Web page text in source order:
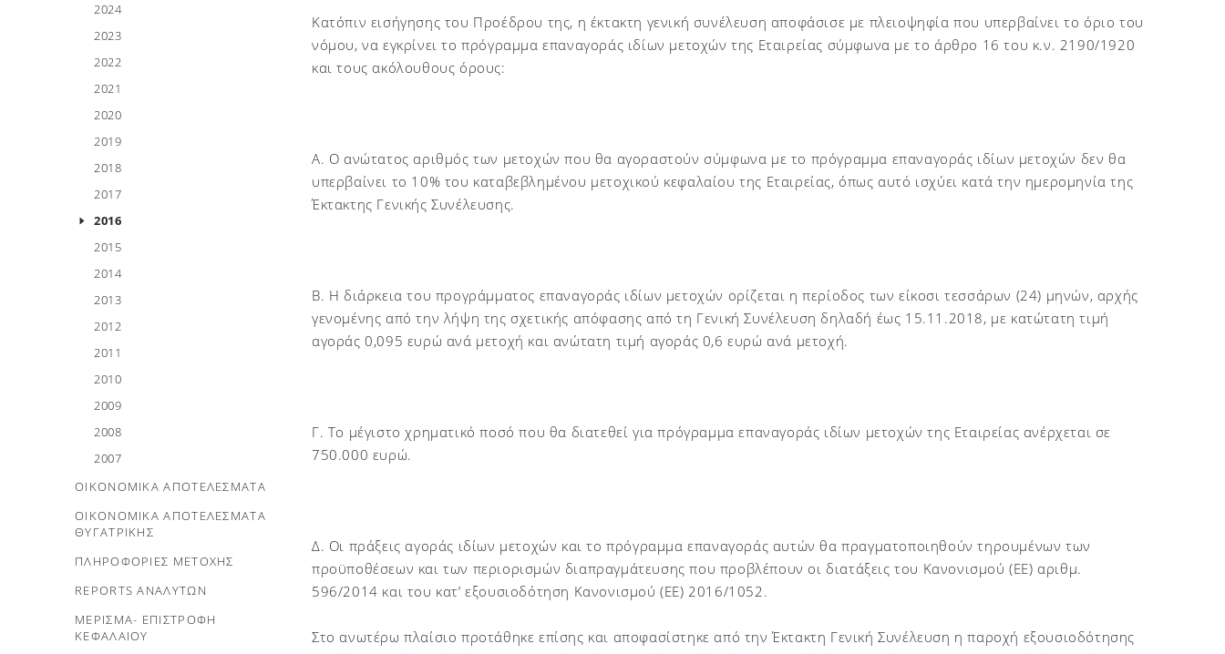
2024
2023
2022
2021
2020
2019
2018
2017
2016
2015
2014
2013
2012
2011
2010
2009
2008
2007
ΟΙΚΟΝΟΜΙΚΑ ΑΠΟΤΕΛΕΣΜΑΤΑ
ΟΙΚΟΝΟΜΙΚΑ ΑΠΟΤΕΛΕΣΜΑΤΑ
ΘΥΓΑΤΡΙΚΗΣ
ΠΛΗΡΟΦΟΡΙΕΣ ΜΕΤΟΧΗΣ
REPORTS ΑΝΑΛΥΤΩΝ
ΜΕΡΙΣΜΑ- ΕΠΙΣΤΡΟΦΗ
ΚΕΦΑΛΑΙΟΥ
Κατόπιν εισήγησης του Προέδρου της, η έκτακτη γενική συνέλευση αποφάσισε με πλειοψηφία που υπερβαίνει το όριο του
νόμου, να εγκρίνει το πρόγραμμα επαναγοράς ιδίων μετοχών της Εταιρείας σύμφωνα με το άρθρο 16 του κ.ν. 2190/1920
και τους ακόλουθους όρους:
Α. Ο ανώτατος αριθμός των μετοχών που θα αγοραστούν σύμφωνα με το πρόγραμμα επαναγοράς ιδίων μετοχών δεν θα
υπερβαίνει το 10% του καταβεβλημένου μετοχικού κεφαλαίου της Εταιρείας, όπως αυτό ισχύει κατά την ημερομηνία της
Έκτακτης Γενικής Συνέλευσης.
Β. Η διάρκεια του προγράμματος επαναγοράς ιδίων μετοχών ορίζεται η περίοδος των είκοσι τεσσάρων (24) μηνών, αρχής
γενομένης από την λήψη της σχετικής απόφασης από τη Γενική Συνέλευση δηλαδή έως 15.11.2018, με κατώτατη τιμή
αγοράς 0,095 ευρώ ανά μετοχή και ανώτατη τιμή αγοράς 0,6 ευρώ ανά μετοχή.
Γ. Το μέγιστο χρηματικό ποσό που θα διατεθεί για πρόγραμμα επαναγοράς ιδίων μετοχών της Εταιρείας ανέρχεται σε
750.000 ευρώ.
Δ. Οι πράξεις αγοράς ιδίων μετοχών και το πρόγραμμα επαναγοράς αυτών θα πραγματοποιηθούν τηρουμένων των
προϋποθέσεων και των περιορισμών διαπραγμάτευσης που προβλέπουν οι διατάξεις του Κανονισμού (ΕΕ) αριθμ.
596/2014 και του κατ’ εξουσιοδότηση Κανονισμού (ΕΕ) 2016/1052.
Στο ανωτέρω πλαίσιο προτάθηκε επίσης και αποφασίστηκε από την Έκτακτη Γενική Συνέλευση η παροχή εξουσιοδότησης